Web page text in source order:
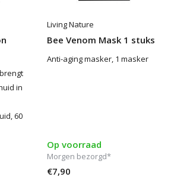
in
60
Living Nature
Bee Venom Mask 1 stuks
Anti-aging masker, 1 masker
Op voorraad
Morgen bezorgd*
€7,90